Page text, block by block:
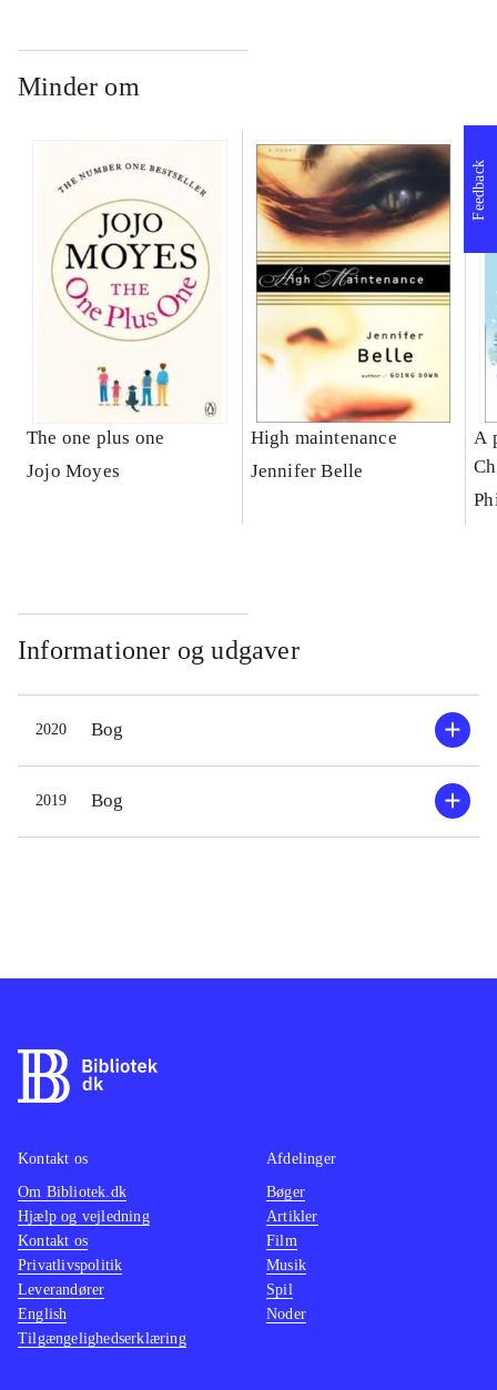
Minder om
The one plus one
Jojo Moyes
High maintenance
Jennifer Belle
A
Informationer og udgaver
2020 Bog
2019 Bog
Feedback
Kontakt os
Om Bibliotek.dk
Hjælp og vejledning
Kontakt os
Privatlivspolitik
Leverandører
English
Tilgængelighedserklæring
Afdelinger
Bøger
Artikler
Film
Musik
Spil
Noder